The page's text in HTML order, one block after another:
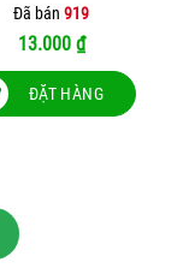
Đã bán 919
13.000 ₫
ĐẶT HÀNG